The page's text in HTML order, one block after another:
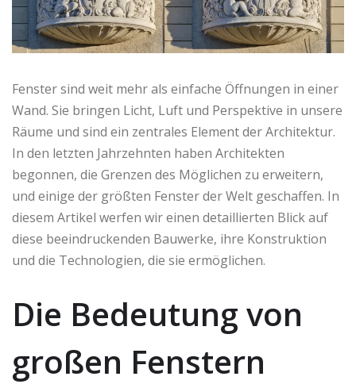
Fenster sind weit mehr als einfache Öffnungen in einer
Wand. Sie bringen Licht, Luft und Perspektive in unsere
Räume und sind ein zentrales Element der Architektur.
In den letzten Jahrzehnten haben Architekten
begonnen, die Grenzen des Möglichen zu erweitern,
und einige der größten Fenster der Welt geschaffen. In
diesem Artikel werfen wir einen detaillierten Blick auf
diese beeindruckenden Bauwerke, ihre Konstruktion
und die Technologien, die sie ermöglichen.
Die Bedeutung von
großen Fenstern